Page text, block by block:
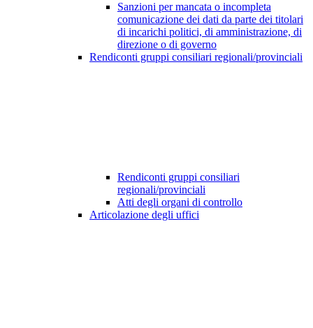
Sanzioni per mancata o incompleta
comunicazione dei dati da parte dei titolari
di incarichi politici, di amministrazione, di
direzione o di governo
Rendiconti gruppi consiliari regionali/provinciali
Rendiconti gruppi consiliari
regionali/provinciali
Atti degli organi di controllo
Articolazione degli uffici